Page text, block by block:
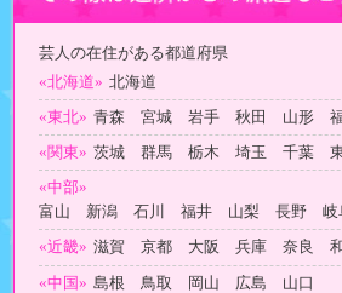
芸人の在住がある都道府県
«北海道» 北海道
«東北» 青森 宮城 岩手 秋田 山形
«関東» 茨城 群馬 栃木 埼玉 千葉 東
«中部»
富山 新潟 石川 福井 山梨 長野
«近畿» 滋賀 京都 大阪 兵庫 奈良 和
«中国» 島根 鳥取 岡山 広島 山口